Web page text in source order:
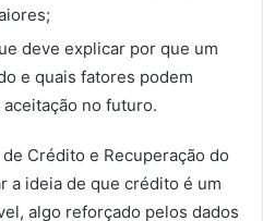
deve explicar por que um
e quais fatores podem
no futuro.
Crédito e Recuperação do
a ideia de que crédito é um
algo reforçado pelos dados